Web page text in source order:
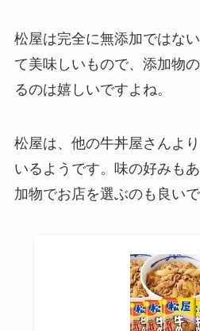
松屋は完全に無添加ではな
て美味しいもので、添加物
るのは嬉しいですよね。
松屋は、他の牛丼屋さんよ
いるようです。味の好みも
加物でお店を選ぶのも良いで